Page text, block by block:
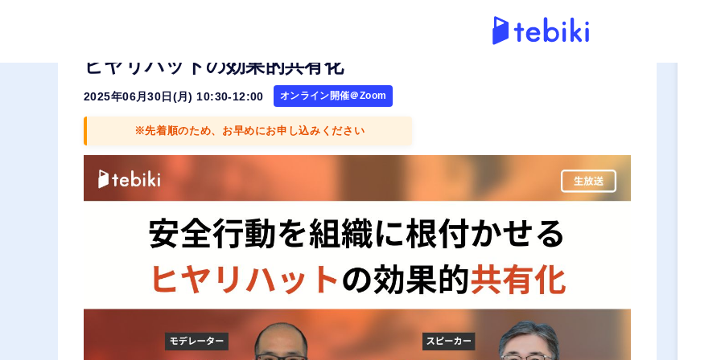
ヒヤリハットの効果的共有化
2025年06月30日(月) 10:30-12:00 オンライン開催＠Zoom
※先着順のため、お早めにお申し込みください